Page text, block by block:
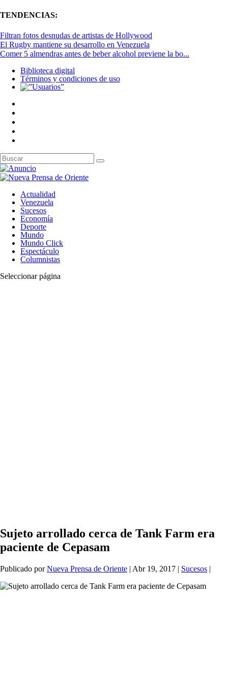
TENDENCIAS:
Filtran fotos desnudas de artistas de Hollywood
El Rugby mantiene su desarrollo en Venezuela
Comer 5 almendras antes de beber alcohol previene la bo...
Biblioteca digital
Términos y condiciones de uso
Actualidad
Venezuela
Sucesos
Economía
Deporte
Mundo
Mundo Click
Espectáculo
Columnistas
Seleccionar página
Sujeto arrollado cerca de Tank Farm era
paciente de Cepasam
Publicado porNueva Prensa de Oriente | Abr 19, 2017 | Sucesos |